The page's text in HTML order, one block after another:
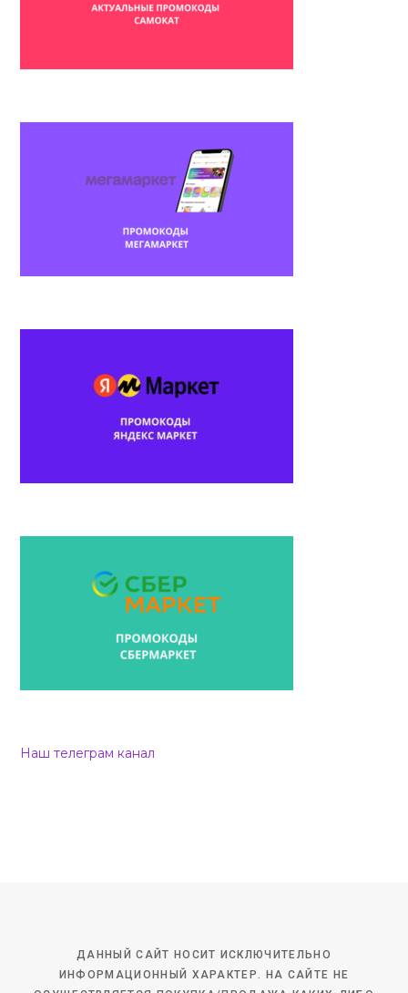
Наш телеграм канал
ДАННЫЙ САЙТ НОСИТ ИСКЛЮЧИТЕЛЬНО
ИНФОРМАЦИОННЫЙ ХАРАКТЕР. НА САЙТЕ НЕ